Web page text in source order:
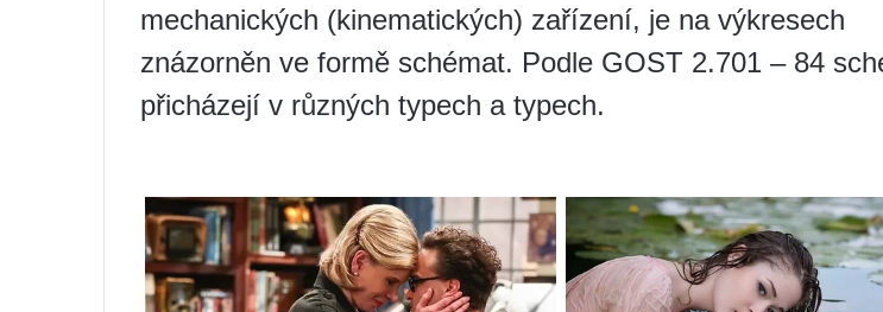
mechanických (kinematických) zařízení, je na výkresech
znázorněn ve formě schémat. Podle GOST 2.701 – 84
přicházejí v různých typech a typech.